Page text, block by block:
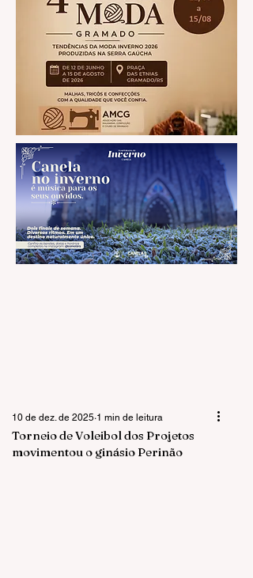
Torneio de Voleibol dos Projetos
movimentou o ginásio Perinão
10 de dez. de 2025 1 min de leitura